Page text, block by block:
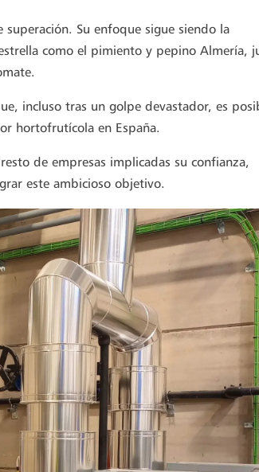
Su enfoque sigue siendo la
como el pimiento y pepino Almería,
incluso tras un golpe devastador, es
hortofrutícola en España.
resto de empresas implicadassu confianza,
este ambicioso objetivo.